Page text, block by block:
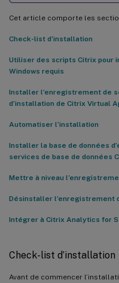
Cet article comporte les
Check-list d’installation
Utiliser des scripts Citrix
Windows requis
Installer l’enregistrement de
d’installation de Citrix Virtual
Automatiser l’installation
Installer la base de données
services de base de données
Mettre à niveau
Désinstaller l’enregistrement
Intégrer à Citrix Analytics for
Check-list d’installation
Avant de commencer
Désinstaller l’enregistrement de
Intégrer à Citrix Analytics for Security
Logiciels requis
Connecter votre serveur
Analytics for Security
Afficher les déploiements
Supprimer les serveurs
Activer ou désactiver le
pas à se connecter